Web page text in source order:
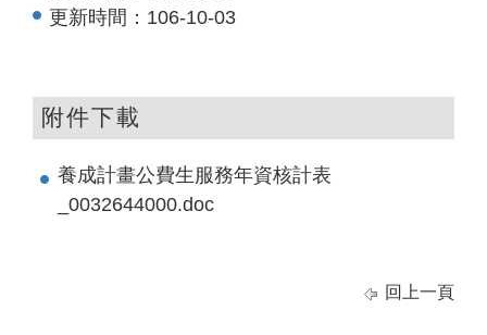
更新時間： 106-10-03
附件下載
養成計畫公費生服務年資核計表
_0032644000.doc
回上一頁